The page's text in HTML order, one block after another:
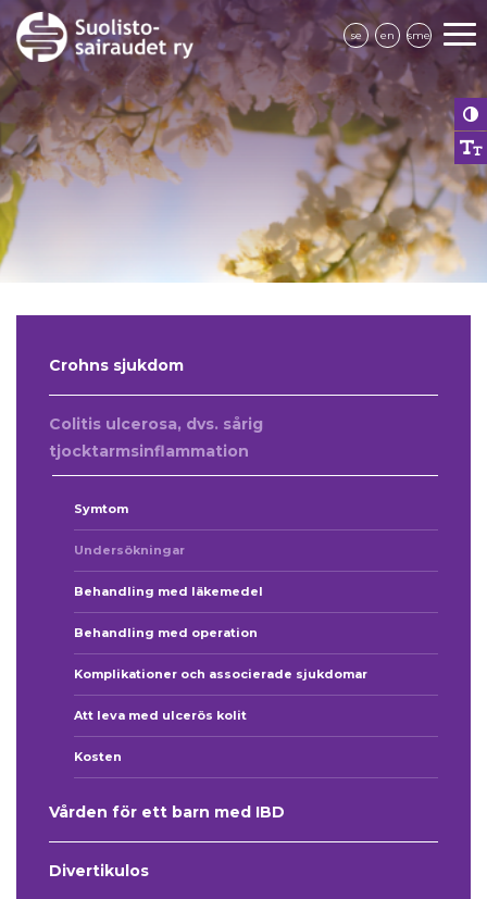
se en sme
Crohns sjukdom
Colitis ulcerosa, dvs. sårig
tjocktarmsinflammation
Symtom
Undersökningar
Behandling med läkemedel
Behandling med operation
Komplikationer och associerade sjukdomar
Att leva med ulcerös kolit
Kosten
Vården för ett barn med IBD
Divertikulos